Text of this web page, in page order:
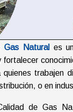
Gas Natural es
trabajen
o en
de Gas